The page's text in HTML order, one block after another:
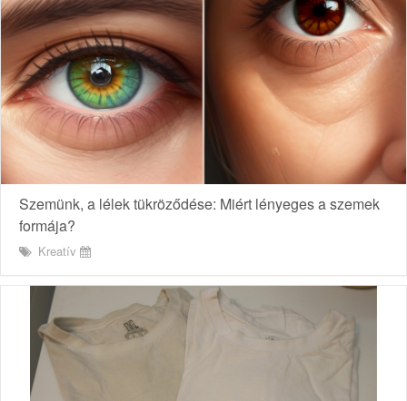
Szemünk, a lélek tükröződése: Miért lényeges a szemek
formája?
Kreatív